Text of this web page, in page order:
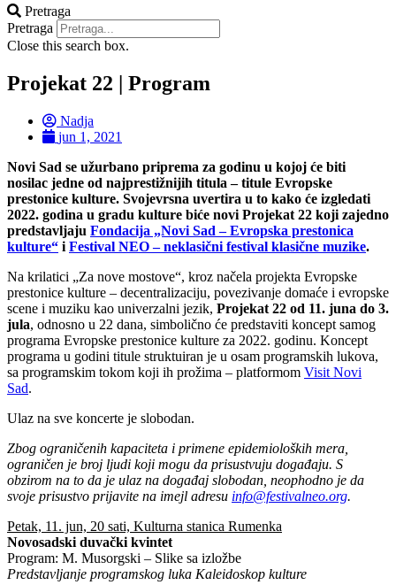
Pretraga
Pretraga
Close this search box.
Projekat 22 | Program
Nadja
jun 1, 2021
Novi Sad se užurbano priprema za godinu u kojoj će biti
nosilac jedne od najprestižnijih titula – titule Evropske
prestonice kulture. Svojevrsna uvertira u to kako će izgledati
2022. godina u gradu kulture biće novi Projekat 22 koji zajedno
predstavljaju Fondacija „Novi Sad – Evropska prestonica
kulture“ i Festival NEO – neklasični festival klasične muzike.
Na krilatici „Za nove mostove“, kroz načela projekta Evropske
prestonice kulture – decentralizaciju, povezivanje domaće i evropske
scene i muziku kao univerzalni jezik, Projekat 22 od 11. juna do 3.
jula, odnosno u 22 dana, simbolično će predstaviti koncept samog
programa Evropske prestonice kulture za 2022. godinu. Koncept
programa u godini titule struktuiran je u osam programskih lukova,
sa programskim tokom koji ih prožima – platformom Visit Novi
Sad.
Ulaz na sve koncerte je slobodan.
Zbog ograničenih kapaciteta i primene epidemioloških mera,
ograničen je broj ljudi koji mogu da prisustvuju događaju. S
obzirom na to da je ulaz na događaj slobodan, neophodno je da
svoje prisustvo prijavite na imejl adresu info@festivalneo.org.
Petak, 11. jun, 20 sati, Kulturna stanica Rumenka
Novosadski duvački kvintet
Program: M. Musorgski – Slike sa izložbe
Predstavljanje programskog luka Kaleidoskop kulture